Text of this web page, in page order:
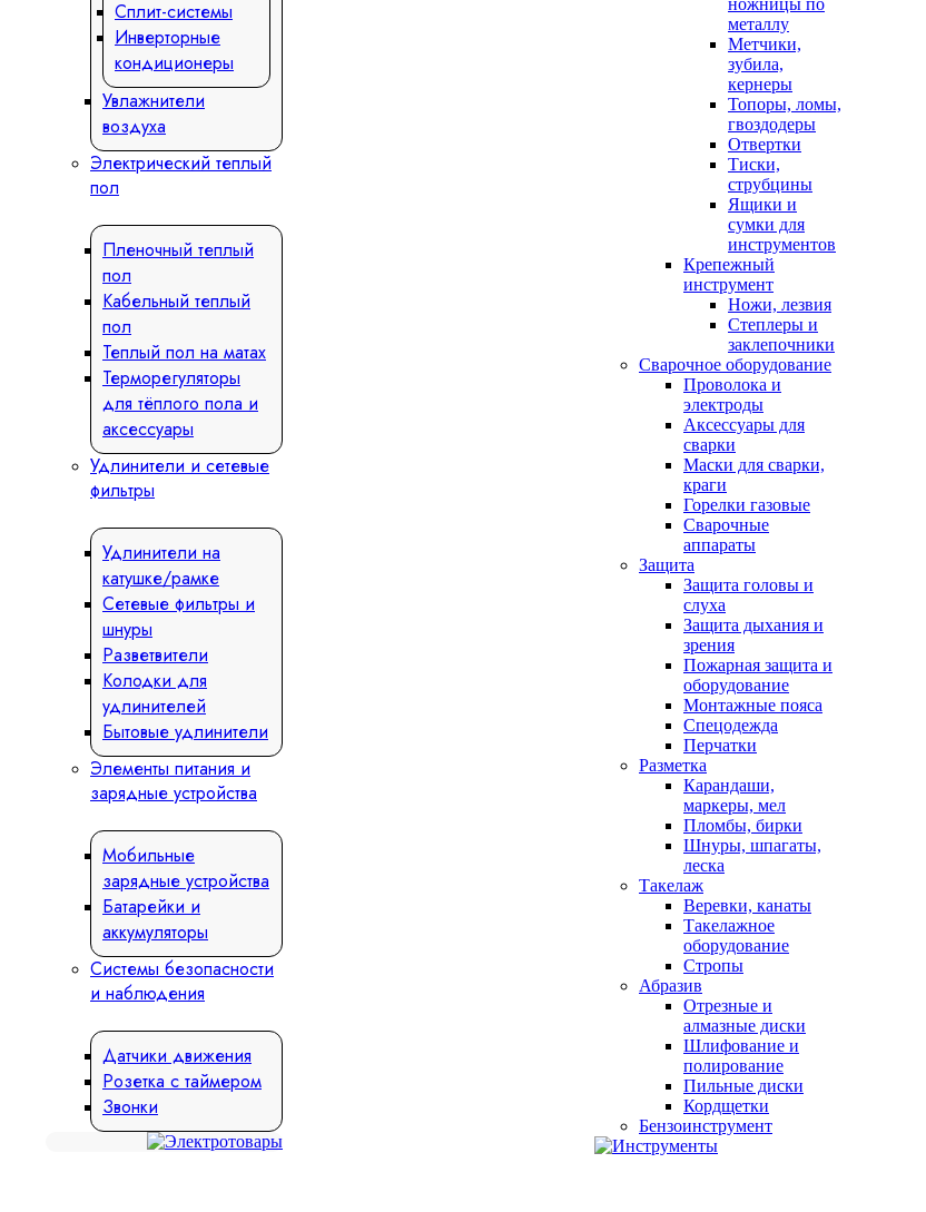
Сплит-системы
Инверторные
кондиционеры
Увлажнители
воздуха
Электрический теплый
пол
Пленочный теплый
пол
Кабельный теплый
пол
Теплый пол на матах
Терморегуляторы
для тёплого пола и
аксессуары
Удлинители и сетевые
фильтры
Удлинители на
катушке/рамке
Сетевые фильтры и
шнуры
Разветвители
Колодки для
удлинителей
Бытовые удлинители
Элементы питания и
зарядные устройства
Мобильные
зарядные устройства
Батарейки и
аккумуляторы
Системы безопасности
и наблюдения
Датчики движения
Розетка с таймером
Звонки
металлу
Метчики,
зубила,
кернеры
Топоры, ломы,
гвоздодеры
Отвертки
Тиски,
струбцины
Ящики и
сумки для
инструментов
Крепежный
инструмент
Ножи, лезвия
Степлеры и
заклепочники
Сварочное оборудование
Проволока и
электроды
Аксессуары для
сварки
Маски для сварки,
краги
Горелки газовые
Сварочные
аппараты
Защита
Защита головы и
слуха
Защита дыхания и
зрения
Пожарная защита и
оборудование
Монтажные пояса
Спецодежда
Перчатки
Разметка
Карандаши,
маркеры, мел
Пломбы, бирки
Шнуры, шпагаты,
леска
Такелаж
Веревки, канаты
Такелажное
оборудование
Стропы
Абразив
Отрезные и
алмазные диски
Шлифование и
полирование
Пильные диски
Кордщетки
Бензоинструмент